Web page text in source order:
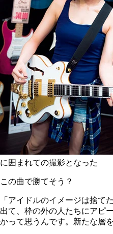
に囲まれての撮影となった
この曲で勝てそう？
「アイドルのイメージは捨て
出て、枠の外の人たちにアピ
かって思うんです。新たな層